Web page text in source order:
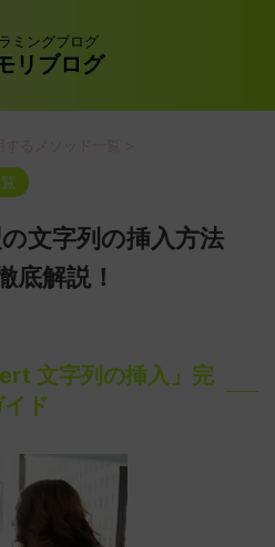
ミングブログ
リブログ
文字列の挿入方法
解説！
文字列の挿入」完
ド